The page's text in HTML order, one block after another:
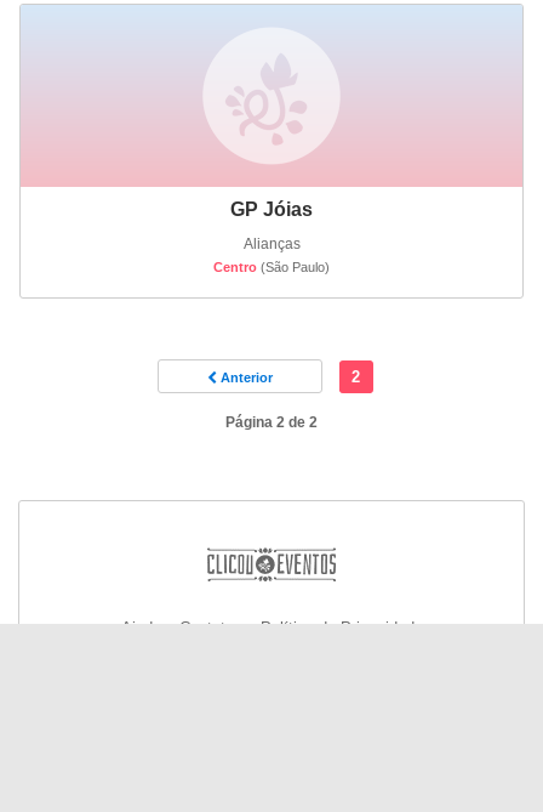
GP Jóias
Alianças
Centro (São Paulo)
Anterior 2
Página 2 de 2
Ajuda e Contato Política de Privacidade